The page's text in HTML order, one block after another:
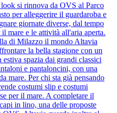
si rinnova da OVS al Parco
per alleggerire il guardaroba e
giornate diverse, dal tempo
mare e le attività all'aria aperta.
di Milazzo il mondo Altavia
la bella stagione con un
spazia dai grandi classici
e pantaloncini, con una
mare. Per chi sta già pensando
costumi slip e costumi
per il mare. A completare il
in lino, una delle proposte